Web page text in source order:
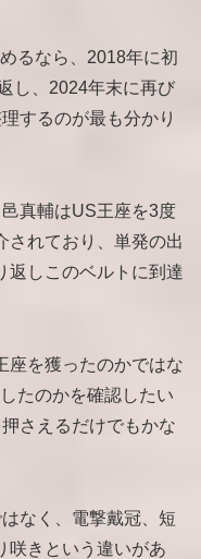
るなら、2018年に初
し、2024年末に再び
するのが最も分かり
真輔はUS王座を3度
されており、単発の出
返しこのベルトに到達
座を獲ったのかではな
たのかを確認したい
さえるだけでもかな
なく、電撃戴冠、短
咲きという違いがあ